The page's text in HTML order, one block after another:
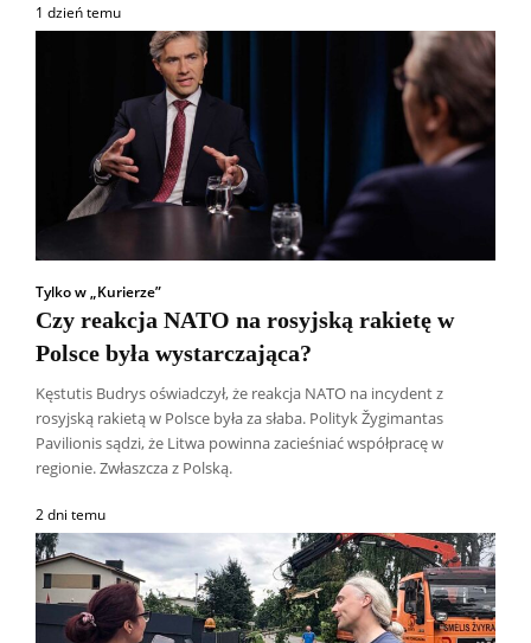
1 dzień temu
Tylko w „Kurierze”
Czy reakcja NATO na rosyjską rakietę w
Polsce była wystarczająca?
Kęstutis Budrys oświadczył, że reakcja NATO na incydent z
rosyjską rakietą w Polsce była za słaba. Polityk Žygimantas
Pavilionis sądzi, że Litwa powinna zacieśniać współpracę w
regionie. Zwłaszcza z Polską.
2 dni temu